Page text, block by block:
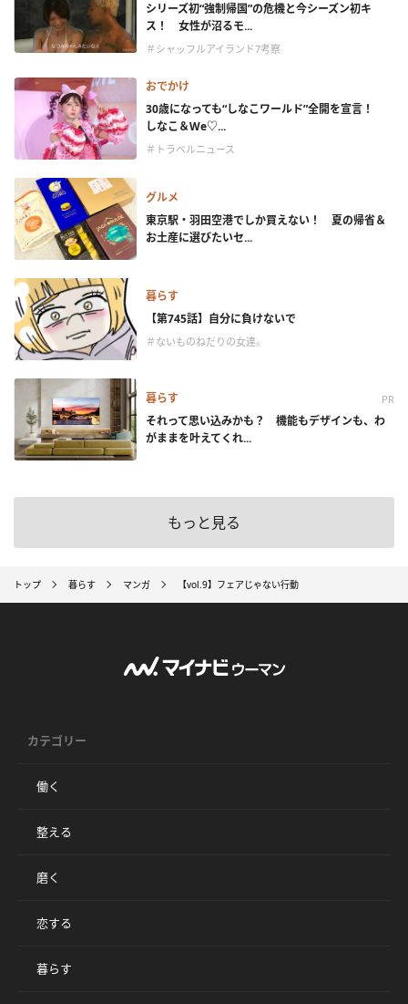
シリーズ初“強制帰国”の危機と今シーズン初キ
ス！ 女性が沼るモ...
＃シャッフルアイランド7考察
おでかけ
30歳になっても“しなこワールド”全開を宣言！
しなこ＆We♡...
＃トラベルニュース
グルメ
東京駅・羽田空港でしか買えない！ 夏の帰省＆
お土産に選びたいセ...
暮らす
【第745話】自分に負けないで
＃ないものねだりの女達。
暮らす PR
それって思い込みかも？ 機能もデザインも、わ
がままを叶えてくれ...
もっと見る
トップ 暮らす マンガ 【vol.9】フェアじゃない行動
カテゴリー
働く
整える
磨く
恋する
暮らす